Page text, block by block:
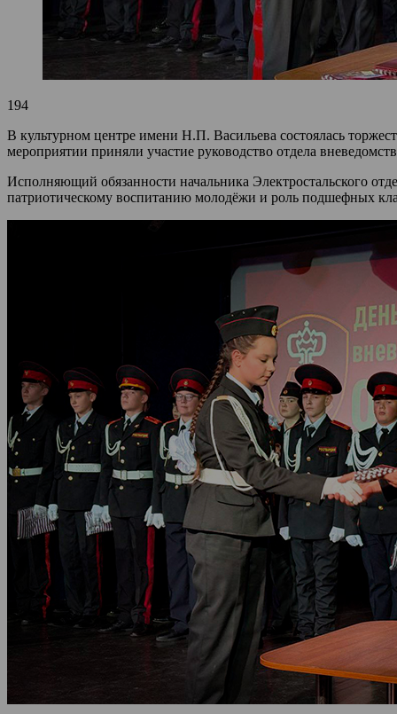
194
В культурном центре имени Н.П. Васильева состоялась
мероприятии приняли участие руководство отдела
Исполняющий обязанности начальника Электростальского
патриотическому воспитанию молодёжи и роль подшефных